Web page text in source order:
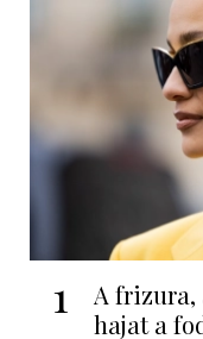
1
A frizura,
hajat a